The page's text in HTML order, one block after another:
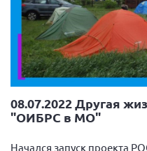
Сахалинская область
Томская область
Тульская область
Ульяновская область
Челябинская область
Ярославская область
08.07.2022 Другая
"ОИБРС в МО"
Начался запуск проекта